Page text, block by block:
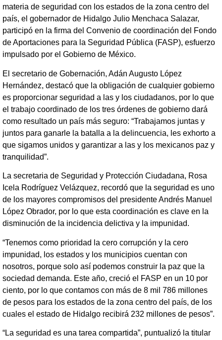
materia de seguridad con los estados de la zona centro del
país, el gobernador de Hidalgo Julio Menchaca Salazar,
participó en la firma del Convenio de coordinación del Fondo
de Aportaciones para la Seguridad Pública (FASP), esfuerzo
impulsado por el Gobierno de México.
El secretario de Gobernación, Adán Augusto López
Hernández, destacó que la obligación de cualquier gobierno
es proporcionar seguridad a las y los ciudadanos, por lo que
el trabajo coordinado de los tres órdenes de gobierno dará
como resultado un país más seguro: “Trabajamos juntas y
juntos para ganarle la batalla a la delincuencia, les exhorto a
que sigamos unidos y garantizar a las y los mexicanos paz y
tranquilidad”.
La secretaria de Seguridad y Protección Ciudadana, Rosa
Icela Rodríguez Velázquez, recordó que la seguridad es uno
de los mayores compromisos del presidente Andrés Manuel
López Obrador, por lo que esta coordinación es clave en la
disminución de la incidencia delictiva y la impunidad.
“Tenemos como prioridad la cero corrupción y la cero
impunidad, los estados y los municipios cuentan con
nosotros, porque solo así podemos construir la paz que la
sociedad demanda. Este año, creció el FASP en un 10 por
ciento, por lo que contamos con más de 8 mil 786 millones
de pesos para los estados de la zona centro del país, de los
cuales el estado de Hidalgo recibirá 232 millones de pesos”.
“La seguridad es una tarea compartida”, puntualizó la titular